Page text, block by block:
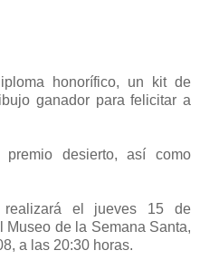
honorífico, un kit de
ganador para felicitar a
desierto, así como
el jueves 15 de
de la Semana Santa,
a las 20:30 horas.